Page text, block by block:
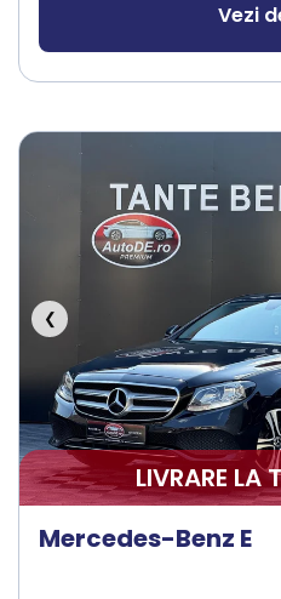
Vezi
❮
LIVRARE LA
Mercedes-Benz E